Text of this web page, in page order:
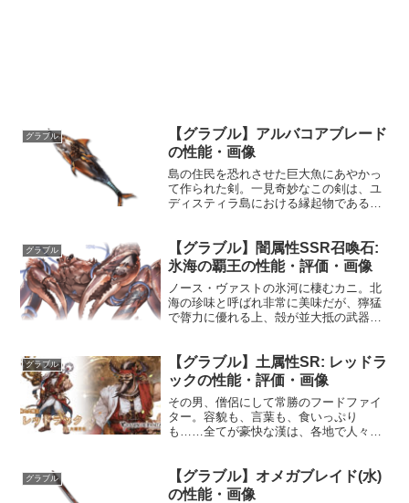
グラブル
【グラブル】アルバコアブレード
の性能・画像
島の住民を恐れさせた巨大魚にあやかっ
て作られた剣。一見奇妙なこの剣は、ユ
ディスティラ島における縁起物である。
ッツ敵に闇属性4.0倍ダメージ〔減衰値
1,685...
グラブル
【グラブル】闇属性SSR召喚石:
氷海の覇王の性能・評価・画像
ノース・ヴァストの氷河に棲むカニ。北
海の珍味と呼ばれ非常に美味だが、獰猛
で膂力に優れる上、殻が並大抵の武器で
体が生まれると周囲から他の個体が一掃
されてしまうことがあると...
グラブル
【グラブル】土属性SR: レッドラ
ックの性能・評価・画像
その男、僧侶にして常勝のフードファイ
ター。容貌も、言葉も、食いっぷり
も……全てが豪快な漢は、各地で人々の
過去は語らぬままに、今日も高らかに勝
利の雄叫びを上げる。プロフィ...
グラブル
【グラブル】オメガブレイド(水)
の性能・画像